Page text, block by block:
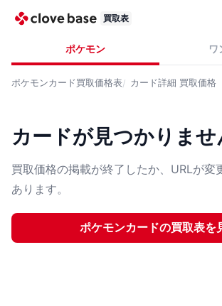
買取表
ポケモン ワ
ポケモンカード買取価格表 カード詳細 買取価格
カードが見つかりませ
買取価格の掲載が終了したか、URLが変
あります。
ポケモンカードの買取表を